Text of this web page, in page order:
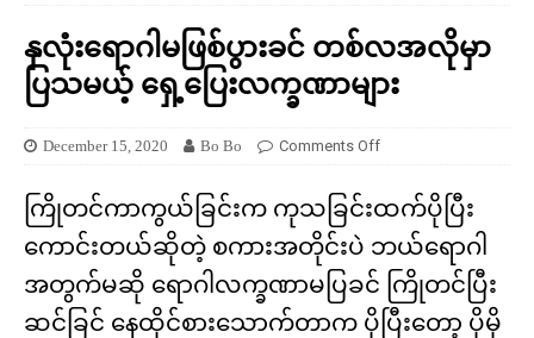
နှလုံးရောဂါမဖြစ်ပွားခင် တစ်လအလိုမှာ
ပြသမယ့် ရှေ့ပြေးလက္ခဏာများ
December 15, 2020 Bo Bo Comments Off
ကြိုတင်ကာကွယ်ခြင်းက ကုသခြင်းထက်ပိုပြီး
ကောင်းတယ်ဆိုတဲ့ စကားအတိုင်းပဲ ဘယ်ရောဂါ
အတွက်မဆို ရောဂါလက္ခဏာမပြခင် ကြိုတင်ပြီး
ဆင်ခြင် နေထိုင်စားသောက်တာက ပိုပြီးတော့ ပိုမို